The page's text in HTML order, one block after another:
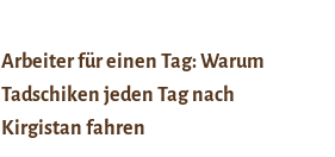
Arbeiter für einen Tag: Warum
Tadschiken jeden Tag nach
Kirgistan fahren